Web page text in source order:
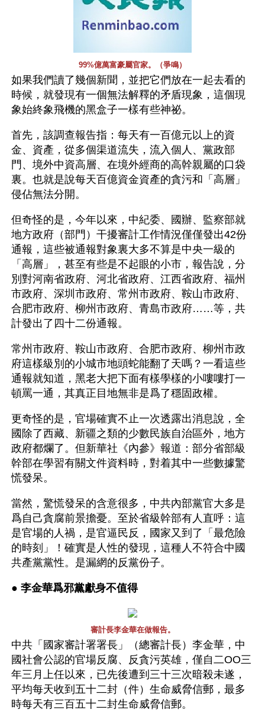
99%億萬富豪屬官家。（爭鳴）
如果我們讀了幾個新聞，並把它們放在一起去看的
時候，就發現有一個無法解釋的矛盾現象，這個現
象始終象飛機的黑盒子一樣有些神祕。
首先，該調查報告指：每天有一百億元以上的資
金、資產，從多個渠道流失，流入個人、黨政部
門、境外中資高層、在境外經商的高幹親屬的口袋
裏。也就是說每天百億資金資產的貪污和「高層」
侵佔無法分開。
但奇怪的是，今年以來，中紀委、國辦、監察部就
地方政府（部門）干擾審計工作情況僅僅發出42份
通報，這些被通報對象裏大多不算是中央一級的
「高層」，甚至有些是不起眼的小市，報告說，分
別對河南省政府、河北省政府、江西省政府、福州
市政府、深圳市政府、常州市政府、鞍山市政府、
合肥市政府、柳州市政府、青島市政府……等，共
計發出了四十二份通報。
常州市政府、鞍山市政府、合肥市政府、柳州市政
府這樣級別的小城市地頭蛇能翻了天嗎？一看這些
通報就知道，黑老大把下面有樣學樣的小嘍嘍打一
頓罵一通，其真正目地無非是爲了穩固政權。
更奇怪的是，官場確實不止一次透露出消息說，全
國除了西藏、新疆之類的少數民族自治區外，地方
政府都爛了。但新華社《內參》報道：部分省部級
幹部在學習有關文件資料時，對着其中一些數據驚
慌發呆。
當然，驚慌發呆的含意很多，中共內部黨官大多是
爲自己貪腐前景擔憂。至於省級幹部有人直呼：這
是官場的人禍，是官逼民反，國家又到了「最危險
的時刻」！確實是人性的發現，這種人不符合中國
共產黨黨性。是漏網的反黨份子。
● 李金華爲邪黨獻身不值得
審計長李金華在做報告。
中共「國家審計署署長」（總審計長）李金華，中
國社會公認的官場反腐、反貪污英雄，僅自二OO三
年三月上任以來，已先後遭到三十三次暗殺未遂，
平均每天收到五十二封（件）生命威脅信郵，最多
時每天有三百五十二封生命威脅信郵。